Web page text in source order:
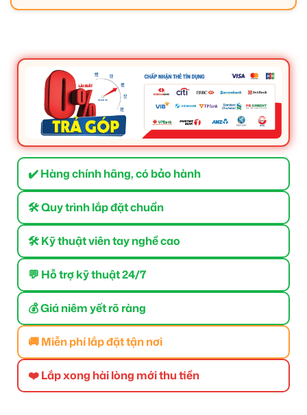
✔️ Hàng chính hãng, có bảo hành
🛠 Quy trình lắp đặt chuẩn
🛠 Kỹ thuật viên tay nghề cao
💬 Hỗ trợ kỹ thuật 24/7
💰 Giá niêm yết rõ ràng
🚚 Miễn phí lắp đặt tận nơi
❤️ Lắp xong hài lòng mới thu tiền